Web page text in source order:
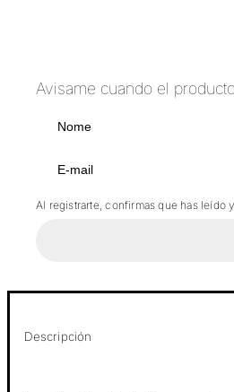
Avisame cuando el
Al registrarte, confirmas que has leído
Descripción